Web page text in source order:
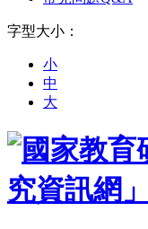
字型大小：
小
中
大